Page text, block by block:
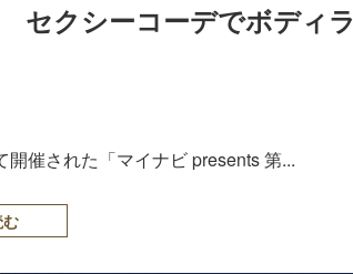
セクシーコーデでボディラ
催された「マイナビ presents 第...